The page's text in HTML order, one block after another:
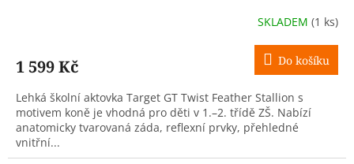
R
M
A
SKLADEM (1 ks)
1 599 Kč Do košíku
Lehká školní aktovka Target GT Twist Feather Stallion s
motivem koně je vhodná pro děti v 1.–2. třídě ZŠ. Nabízí
anatomicky tvarovaná záda, reflexní prvky, přehledné
vnitřní...